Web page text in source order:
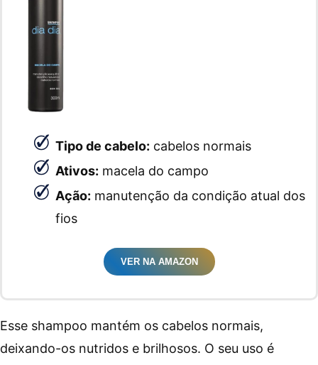
Tipo de cabelo: cabelos normais
Ativos: macela do campo
Ação: manutenção da condição atual dos
fios
VER NA AMAZON
Esse shampoo mantém os cabelos normais,
deixando-os nutridos e brilhosos. O seu uso é